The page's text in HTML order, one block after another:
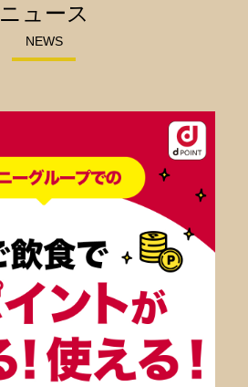
ニュース
NEWS